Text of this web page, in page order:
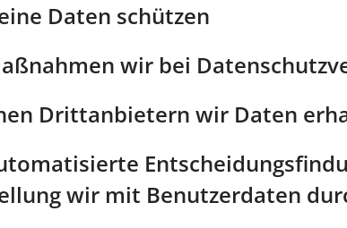
Daten schützen
wir bei
Drittanbietern wir Daten
wir mit Benutzerdaten